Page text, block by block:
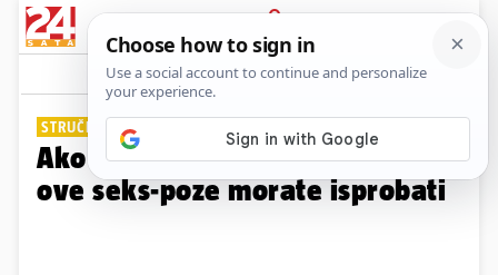
PRIJAVA
Galerija Komentari
STRUČNJACI SAVJETUJU
Ako imate više od 60 godina,
ove seks-poze morate isprobati